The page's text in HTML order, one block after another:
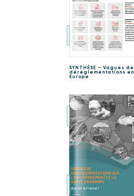
SYNTHÈSE – Vagues de
déréglementations en
Europe